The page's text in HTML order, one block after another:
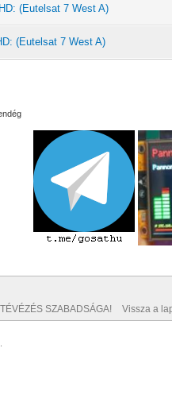
(Eutelsat 7 West A)
(Eutelsat 7 West A)
SZABADSÁGA! Vissza a